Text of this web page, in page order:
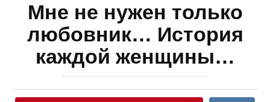
Мне не нужен только
любовник… История
каждой женщины…